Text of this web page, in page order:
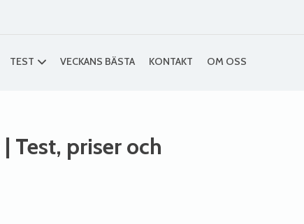
TEST VECKANS BÄSTA KONTAKT OM OSS
| Test, priser och